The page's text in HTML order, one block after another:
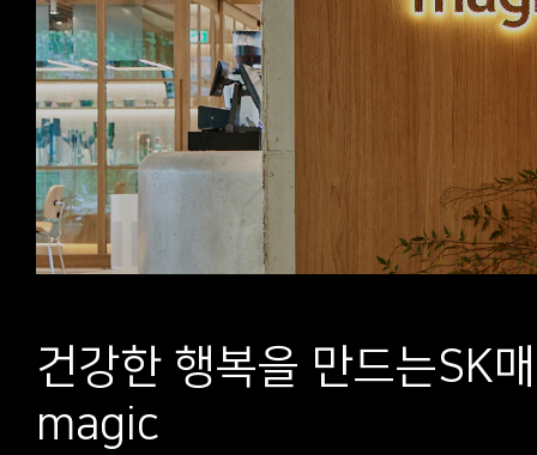
건강한 행복을 만드는SK
magic